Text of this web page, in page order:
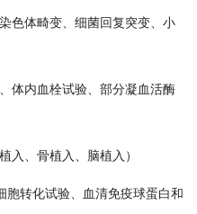
色体畸变、细菌回复突变、小
体内血栓试验、部分凝血活酶
入、骨植入、脑植入）
胞转化试验、血清免疫球蛋白和